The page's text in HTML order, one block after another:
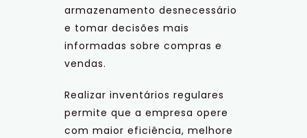
armazenamento desnecessário
e tomar decisões mais
informadas sobre compras e
vendas.
Realizar inventários regulares
permite que a empresa opere
com maior eficiência, melhore